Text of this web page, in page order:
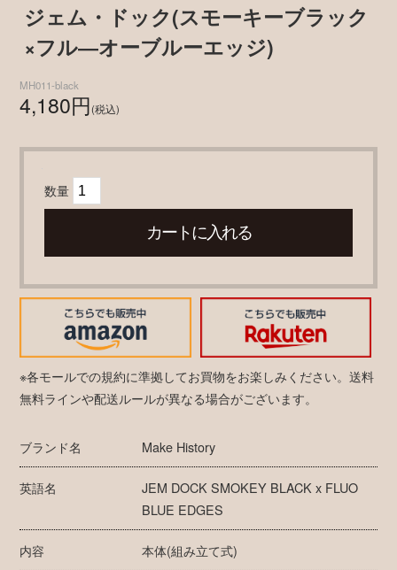
ジェム・ドック(スモーキーブラック
×フル―オーブルーエッジ)
MH011-black
4,180円(税込)
数量
※各モールでの規約に準拠してお買物をお楽しみください。送料
無料ラインや配送ルールが異なる場合がございます。
ブランド名 Make History
英語名
JEM DOCK SMOKEY BLACK x FLUO
BLUE EDGES
内容 本体(組み立て式)